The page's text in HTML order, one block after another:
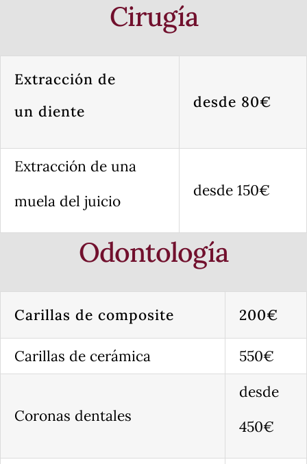
Cirugía
Extracción de
un diente
desde 80€
Extracción de una
muela del juicio
desde 150€
Odontología
Carillas de composite 200€
Carillas de cerámica 550€
Coronas dentales
desde
450€